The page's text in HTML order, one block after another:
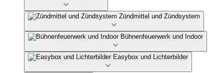
Zündmittel und Zündsystem
Bühnenfeuerwerk und Indoor
Easybox und Lichterbilder